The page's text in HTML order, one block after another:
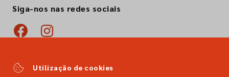
Siga-nos nas redes sociais
Utilização de cookies